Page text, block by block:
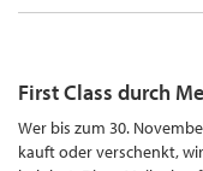
First Class durch
Wer bis zum 30.
kauft oder verschenkt,